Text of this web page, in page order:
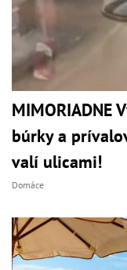
MIMORIADNE
búrky a
valí ulicami!
Domáce